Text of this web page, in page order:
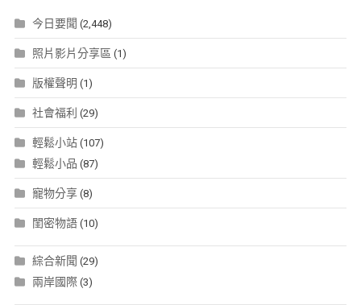
今日要聞 (2,448)
照片影片分享區 (1)
版權聲明 (1)
社會福利 (29)
輕鬆小站(107)
輕鬆小品 (87)
寵物分享(8)
閨密物語(10)
綜合新聞 (29)
兩岸國際(3)